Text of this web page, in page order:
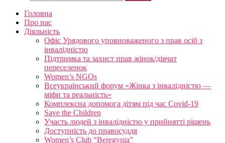
Головна
Про нас
Діяльність
Офіс Урядового уповноваженого з прав осіб з
інвалідністю
Підтримка та захист прав жінок/дівчат
переселенок
Women’s NGOs
Всеукраїнський форум «Жінка з інвалідністю —
міфи та реальність»
Комплексна допомога дітям під час Covid-19
Save the Children
Участь людей з інвалідністю у прийнятті рішень
Доступність до правосуддя
Women’s Club “Beregynia”